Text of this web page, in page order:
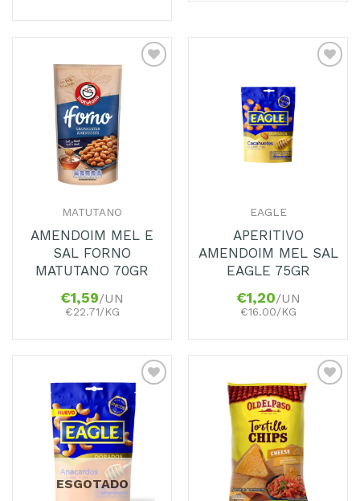
Adicionar
Favoritos
MATUTANO
AMENDOIM MEL E
SAL FORNO
MATUTANO 70GR
€1,59/UN
€22.71/KG
Adicionar
EAGLE
APERITIVO
AMENDOIM MEL SAL
EAGLE 75GR
€1,20/UN
€16.00/KG
Adicionar
aos
Favoritos
ESGOTADO
Adicionar
Favoritos